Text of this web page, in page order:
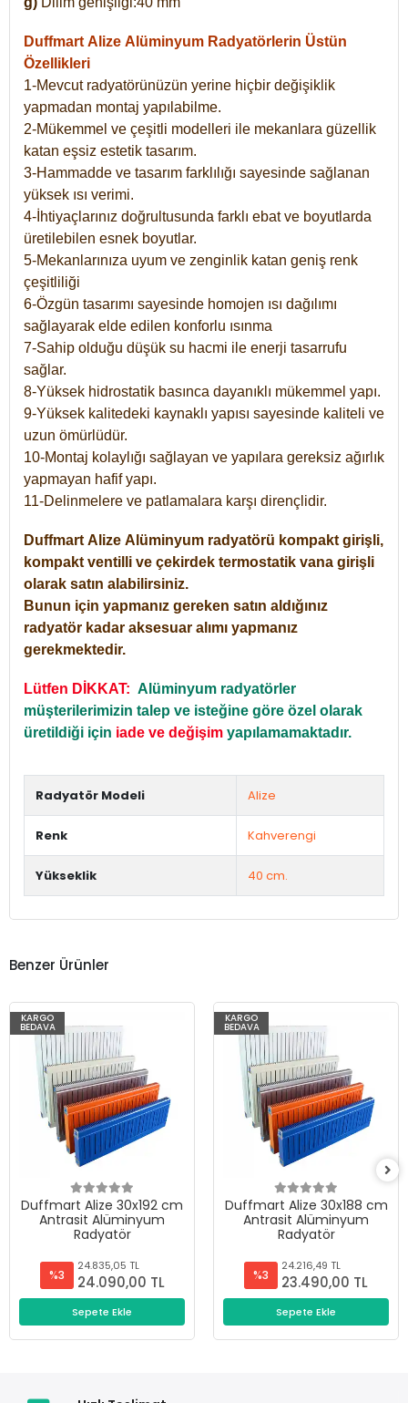
Duffmart Alize Alüminyum Radyatörlerin Üstün
Özellikleri
1-Mevcut radyatörünüzün yerine hiçbir değişiklik
yapmadan montaj yapılabilme.
2-Mükemmel ve çeşitli modelleri ile mekanlara güzellik
katan eşsiz estetik tasarım.
3-Hammadde ve tasarım farklılığı sayesinde sağlanan
yüksek ısı verimi.
4-İhtiyaçlarınız doğrultusunda farklı ebat ve boyutlarda
üretilebilen esnek boyutlar.
5-Mekanlarınıza uyum ve zenginlik katan geniş renk
çeşitliliği
6-Özgün tasarımı sayesinde homojen ısı dağılımı
sağlayarak elde edilen konforlu ısınma
7-Sahip olduğu düşük su hacmi ile enerji tasarrufu
sağlar.
8-Yüksek hidrostatik basınca dayanıklı mükemmel yapı.
9-Yüksek kalitedeki kaynaklı yapısı sayesinde kaliteli ve
uzun ömürlüdür.
10-Montaj kolaylığı sağlayan ve yapılara gereksiz ağırlık
yapmayan hafif yapı.
11-Delinmelere ve patlamalara karşı dirençlidir.
Duffmart Alize Alüminyum radyatörü kompakt girişli,
kompakt ventilli ve çekirdek termostatik vana girişli
olarak satın alabilirsiniz.
Bunun için yapmanız gereken satın aldığınız
radyatör kadar aksesuar alımı yapmanız
gerekmektedir.
Lütfen DİKKAT: Alüminyum radyatörler
müşterilerimizin talep ve isteğine göre özel olarak
üretildiği için iade ve değişim yapılamamaktadır.
Radyatör Modeli Alize
Renk Kahverengi
Yükseklik 40 cm.
Benzer Ürünler
KARGO
BEDAVA
Duffmart Alize 30x192 cm
Antrasit Alüminyum
Radyatör
%3
24.835,05 TL
24.090,00 TL
Sepete Ekle
KARGO
BEDAVA
Duffmart Alize 30x188 cm
Antrasit Alüminyum
Radyatör
%3
24.216,49 TL
23.490,00 TL
Sepete Ekle